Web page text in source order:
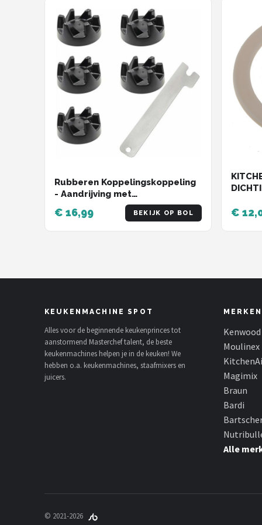
Rubberen Koppelingskoppeling
- Aandrijving met
Verwijderingsgereedschap - 5
stuks koppeling voor mixer -
Koppeling 9704230 - Voor
€ 16,99 BEKIJK OP BOL €
KEUKENMACHINE SPOT
Alles voor de beginnende keukenprinces tot
aanstormend Masterchef talent, de beste
keukenmachines helpen je in de keuken! We
hebben o.a. keukenmachines, staafmixers en
juicers.
MERKEN
Kenwood
Moulinex
Magimix
Braun
Bardi
Alle
© 2021-2026